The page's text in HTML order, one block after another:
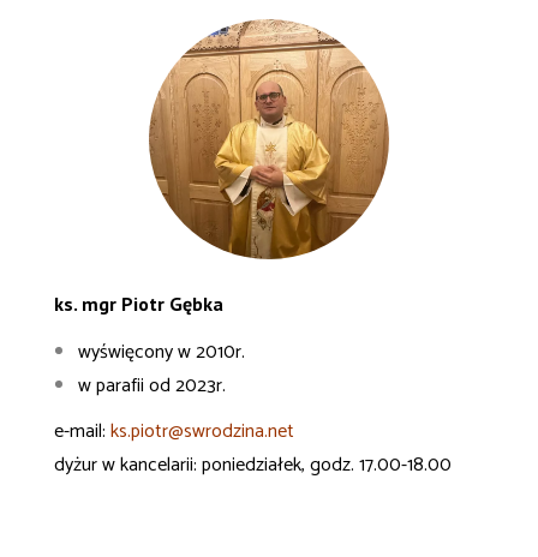
ks. mgr Piotr Gębka
wyświęcony w 2010r.
w parafii od 2023r.
e-mail:ks.piotr@swrodzina.net
dyżur w kancelarii: poniedziałek, godz. 17.00-18.00